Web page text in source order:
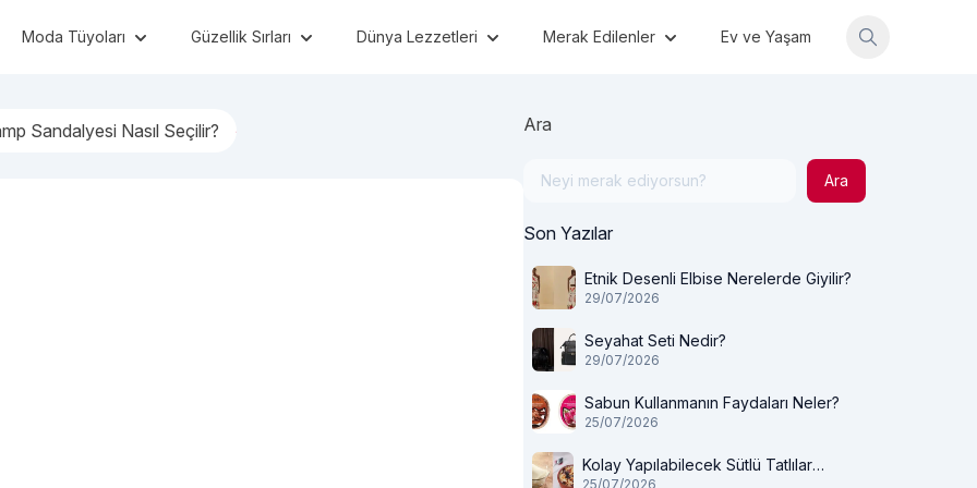
Moda Tüyoları Güzellik Sırları Dünya Lezzetleri Merak Edilenler Ev ve Yaşam
Sandalyesi Nasıl Seçilir? Ara
Ara
Son Yazılar
Etnik Desenli Elbise Nerelerde Giyilir?
29/07/2026
Seyahat Seti Nedir?
29/07/2026
Sabun Kullanmanın Faydaları Neler?
25/07/2026
Kolay Yapılabilecek Sütlü Tatlılar
25/07/2026